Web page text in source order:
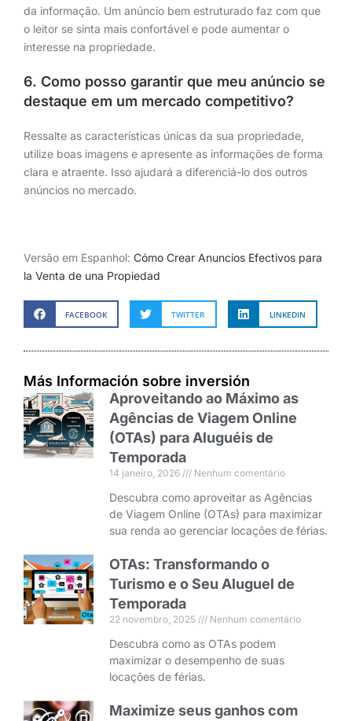
da informação. Um anúncio bem estruturado faz com que
o leitor se sinta mais confortável e pode aumentar o
interesse na propriedade.
6. Como posso garantir que meu anúncio se
destaque em um mercado competitivo?
Ressalte as características únicas da sua propriedade,
utilize boas imagens e apresente as informações de forma
clara e atraente. Isso ajudará a diferenciá-lo dos outros
anúncios no mercado.
Versão em Espanhol: Cómo Crear Anuncios Efectivos para
la Venta de una Propiedad
FACEBOOK TWITTER LINKEDIN
Más Información sobre inversión
Aproveitando ao Máximo as
Agências de Viagem Online
(OTAs) para Aluguéis de
Temporada
14 janeiro, 2026 Nenhum comentário
Descubra como aproveitar as Agências
de Viagem Online (OTAs) para maximizar
sua renda ao gerenciar locações de férias.
OTAs: Transformando o
Turismo e o Seu Aluguel de
Temporada
22 novembro, 2025 Nenhum comentário
Descubra como as OTAs podem
maximizar o desempenho de suas
locações de férias.
Maximize seus ganhos com